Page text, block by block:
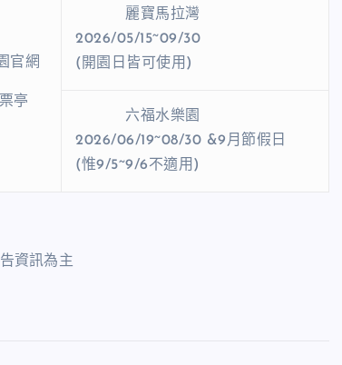
官網
亭
麗寶馬拉灣
2026/05/15~09/30
(開園日皆可使用)
六福水樂園
2026/06/19~08/30 &9月節假日
(惟9/5~9/6不適用)
資訊為主